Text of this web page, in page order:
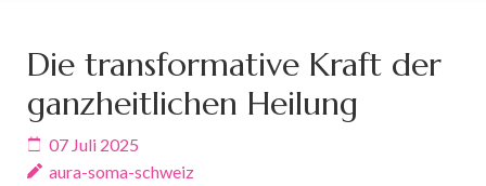
Die transformative Kraft der
ganzheitlichen Heilung
07 Juli 2025
aura-soma-schweiz